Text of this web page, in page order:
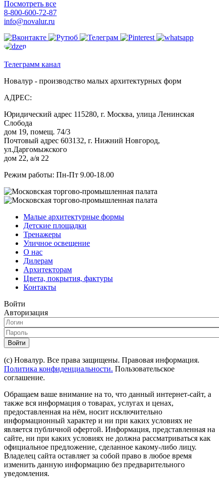
Посмотреть все
8-800-600-72-87
info@novalur.ru
Телеграмм канал
Новалур - производство малых архитектурных форм
АДРЕС:
Юридический адрес 115280, г. Москва, улица Ленинская
Слобода
дом 19, помещ. 74/3
Почтовый адрес 603132, г. Нижний Новгород,
ул.Даргомыжского
дом 22, а/я 22
Режим работы: Пн-Пт 9.00-18.00
Малые архитектурные формы
Детские площадки
Тренажеры
Уличное освещение
О нас
Дилерам
Архитекторам
Цвета, покрытия, фактуры
Контакты
Войти
Авторизация
Войти
(с) Новалур. Все права защищены. Правовая информация.
Политика конфиденциальности. Пользовательское
соглашение.
Обращаем ваше внимание на то, что данный интернет-сайт, а
также вся информация о товарах, услугах и ценах,
предоставленная на нём, носит исключительно
информационный характер и ни при каких условиях не
является публичной офертой. Информация, представленная на
сайте, ни при каких условиях не должна рассматриваться как
официальное предложение, сделанное какому-либо лицу.
Владелец сайта оставляет за собой право в любое время
изменить данную информацию без предварительного
уведомления.